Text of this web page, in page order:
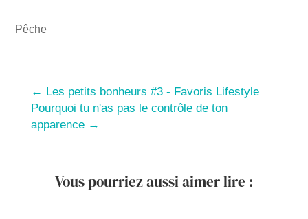
Pêche
← Les petits bonheurs #3 - Favoris Lifestyle
Pourquoi tu n'as pas le contrôle de ton
apparence→
Vous pourriez aussi aimer lire :